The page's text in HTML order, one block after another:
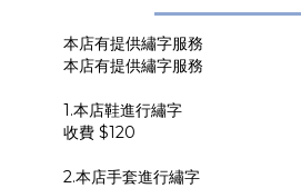
本店有提供繡字服務
本店有提供繡字服務
1.本店鞋進行繡字
收費 $120
2.本店手套進行繡字